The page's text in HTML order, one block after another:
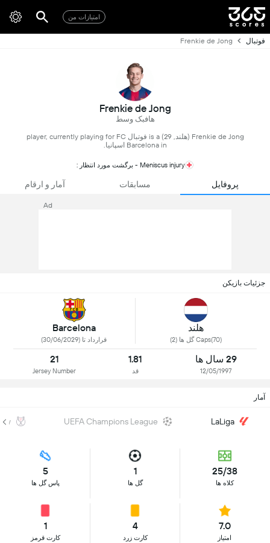
امتیازات من
فوتبال Frenkie de Jong
Frenkie de Jong
هافبک وسط
Frenkie de Jong (هلند, 29) is a فوتبال player, currently playing for FC
Barcelona in اسپانیا.
Meniscus injury - برگشت مورد انتظار :
پروفایل مسابقات آمار و ارقام
Ad
جزئیات بازیکن
هلند
Caps(70) گل ها (2)
Barcelona
قرارداد تا (30/06/2029)
29 سال ها
12/05/1997
1.81
قد
21
Jersey Number
آمار
LaLiga
UEFA Champions League
25/38
کلاه ها
1
گل ها
5
پاس گل ها
7.0
امتیاز
4
کارت زرد
1
کارت قرمز